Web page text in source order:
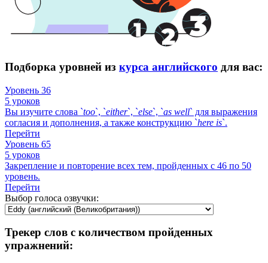
Подборка уровней из курса английского для вас:
Уровень 36
5 уроков
Вы изучите слова `too`, `either`, `else`, `as well` для выражения
согласия и дополнения, а также конструкцию `here is`.
Перейти
Уровень 65
5 уроков
Закрепление и повторение всех тем, пройденных с 46 по 50
уровень.
Перейти
Выбор голоса озвучки:
Трекер слов с количеством пройденных
упражнений: